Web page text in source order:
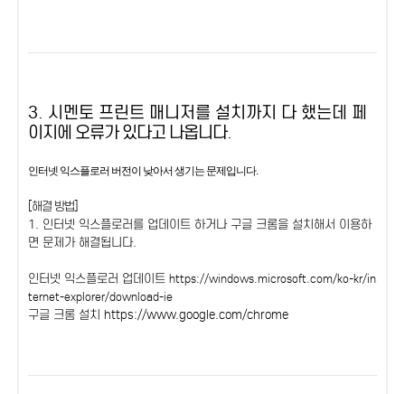
3. 시멘토 프린트 매니저를 설치까지 다 했는데 페
이지에 오류가 있다고 나옵니다.
인터넷 익스플로러 버전이 낮아서 생기는 문제입니다.
[해결 방법]
1. 인터넷 익스플로러를 업데이트 하거나 구글 크롬을 설치해서 이용하
면 문제가 해결됩니다.
인터넷 익스플로러 업데이트 https://windows.microsoft.com/ko-kr/in
ternet-explorer/download-ie
구글 크롬 설치 https://www.google.com/chrome